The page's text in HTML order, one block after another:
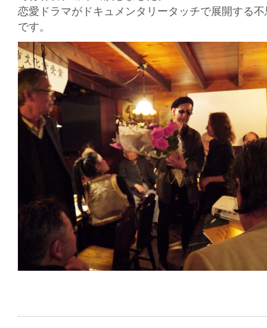
恋愛ドラマがドキュメンタリータッチで展開する
です。